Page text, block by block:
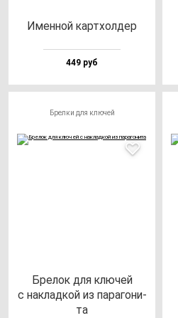
Имен­ной кар­тхол­дер
449 руб
Брелки для ключей
Бре­лок для клю­чей
с нак­лад­кой из па­ра­го­ни­
та